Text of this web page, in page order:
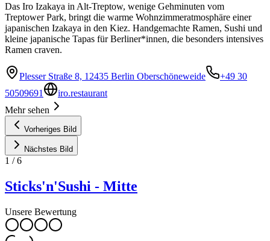
Das Iro Izakaya in Alt-Treptow, wenige Gehminuten vom
Treptower Park, bringt die warme Wohnzimmeratmosphäre einer
japanischen Izakaya in den Kiez. Handgemachte Ramen, Sushi und
kleine japanische Tapas für Berliner*innen, die besonders intensives
Ramen craven.
Plesser Straße 8, 12435 Berlin Oberschöneweide
+49 30
50509691
iro.restaurant
Mehr sehen
Vorheriges Bild
Nächstes Bild
1 /6
Sticks'n'Sushi - Mitte
Unsere Bewertung